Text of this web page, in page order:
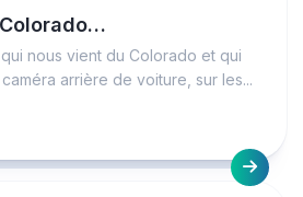
nous vient du Colorado et qui
arrière de voiture, sur les...